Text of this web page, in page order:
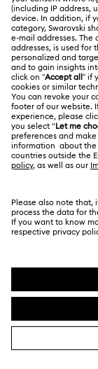
運送
退貨和換貨
聯絡我們
尺寸標示
搜尋各地店舖
Swarovski Club
Swarovski
關於我們
關於 Swarovski
工作與職業
Alumni
適用於專業人士
Swarovski
Code of
法律條款
使用條款
條款和條件
私隱
Cookie 同意
版權
有關 REACH 的資